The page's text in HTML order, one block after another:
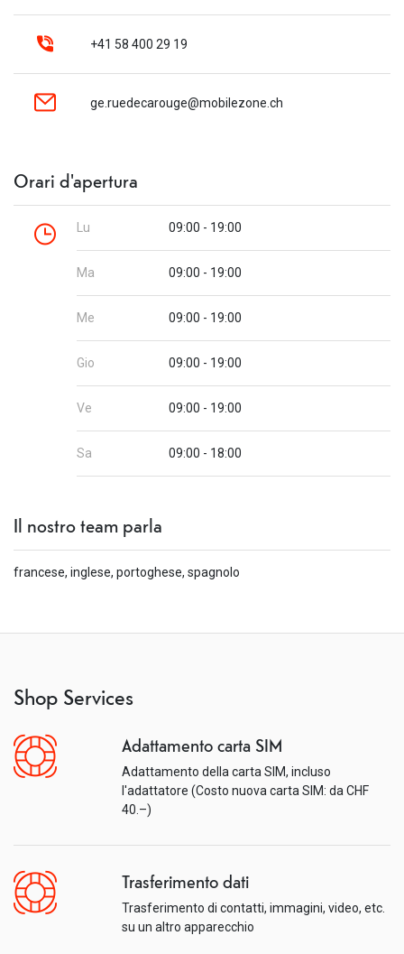
+41 58 400 29 19
ge.ruedecarouge@mobilezone.ch
Orari d'apertura
Lu 09:00 - 19:00
Ma 09:00 - 19:00
Me 09:00 - 19:00
Gio 09:00 - 19:00
Ve 09:00 - 19:00
Sa 09:00 - 18:00
Il nostro team parla
francese, inglese, portoghese, spagnolo
Shop Services
Adattamento carta SIM
Adattamento della carta SIM, incluso
l'adattatore (Costo nuova carta SIM: da CHF
40.–)
Trasferimento dati
Trasferimento di contatti, immagini, video, etc.
su un altro apparecchio